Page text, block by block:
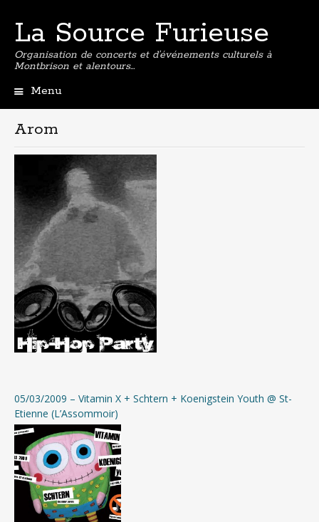
La Source Furieuse
Organisation de concerts et d’événements culturels à
Montbrison et alentours…
Menu
contenu
principal
Arom
05/03/2009 – Vitamin X + Schtern + Koenigstein Youth @ St-
Etienne (L’Assommoir)